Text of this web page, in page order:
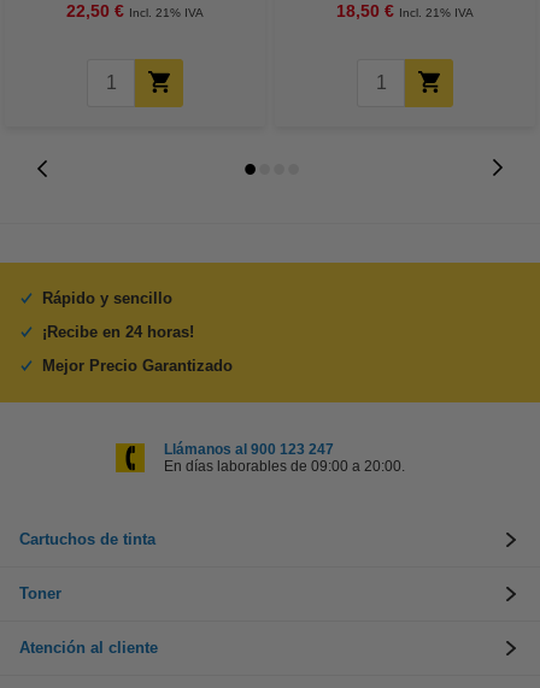
22,50 € Incl. 21% IVA 18,50 € Incl. 21% IVA
Rápido y sencillo
¡Recibe en 24 horas!
Mejor Precio Garantizado
Llámanos al 900 123 247
En días laborables de 09:00 a 20:00.
Cartuchos de tinta
Toner
Atención al cliente